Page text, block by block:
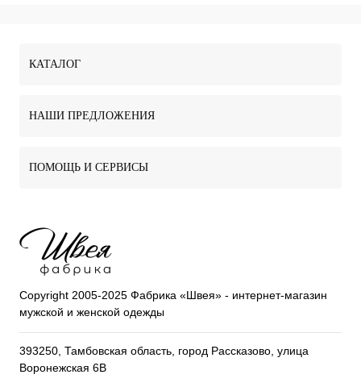
КАТАЛОГ
НАШИ ПРЕДЛОЖЕНИЯ
ПОМОЩЬ И СЕРВИСЫ
Copyright 2005-2025 Фабрика «Швея» - интернет-магазин
мужской и женской одежды
393250, Тамбовская область, город Рассказово, улица
Воронежская 6В